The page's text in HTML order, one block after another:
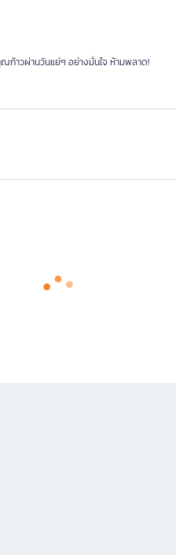
ก้าวผ่านวันแย่ๆ อย่างมั่นใจ ห้ามพลาด!